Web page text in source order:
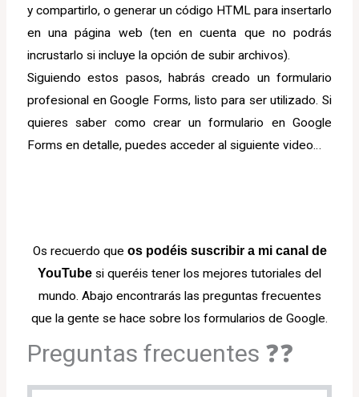
y compartirlo, o generar un código HTML para insertarlo
en una página web (ten en cuenta que no podrás
incrustarlo si incluye la opción de subir archivos).
Siguiendo estos pasos, habrás creado un formulario
profesional en Google Forms, listo para ser utilizado. Si
quieres saber como crear un formulario en Google
Forms en detalle, puedes acceder al siguiente video…
Os recuerdo que os podéis suscribir a mi canal de
YouTube si queréis tener los mejores tutoriales del
mundo. Abajo encontrarás las preguntas frecuentes
que la gente se hace sobre los formularios de Google.
Preguntas frecuentes ❓❓